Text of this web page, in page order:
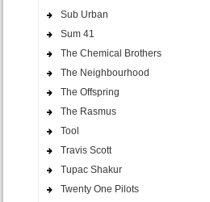
Sub Urban
Sum 41
The Chemical Brothers
The Neighbourhood
The Offspring
The Rasmus
Tool
Travis Scott
Tupac Shakur
Twenty One Pilots